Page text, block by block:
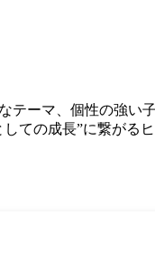
ーマ、個性の強い
ての成長”に繋がる